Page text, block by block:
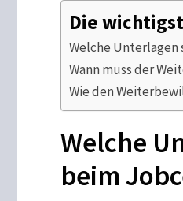
Die
Welche
Wann muss der
Wie den
Welche
beim